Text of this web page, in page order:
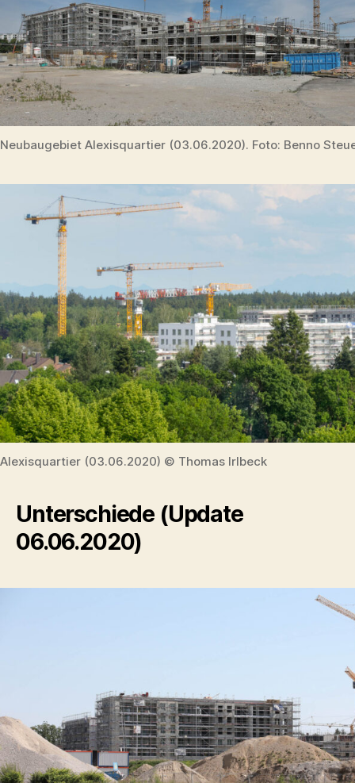
Neubaugebiet Alexisquartier (03.06.2020). Foto: Benno
Alexisquartier (03.06.2020) © Thomas Irlbeck
Unterschiede (Update
06.06.2020)